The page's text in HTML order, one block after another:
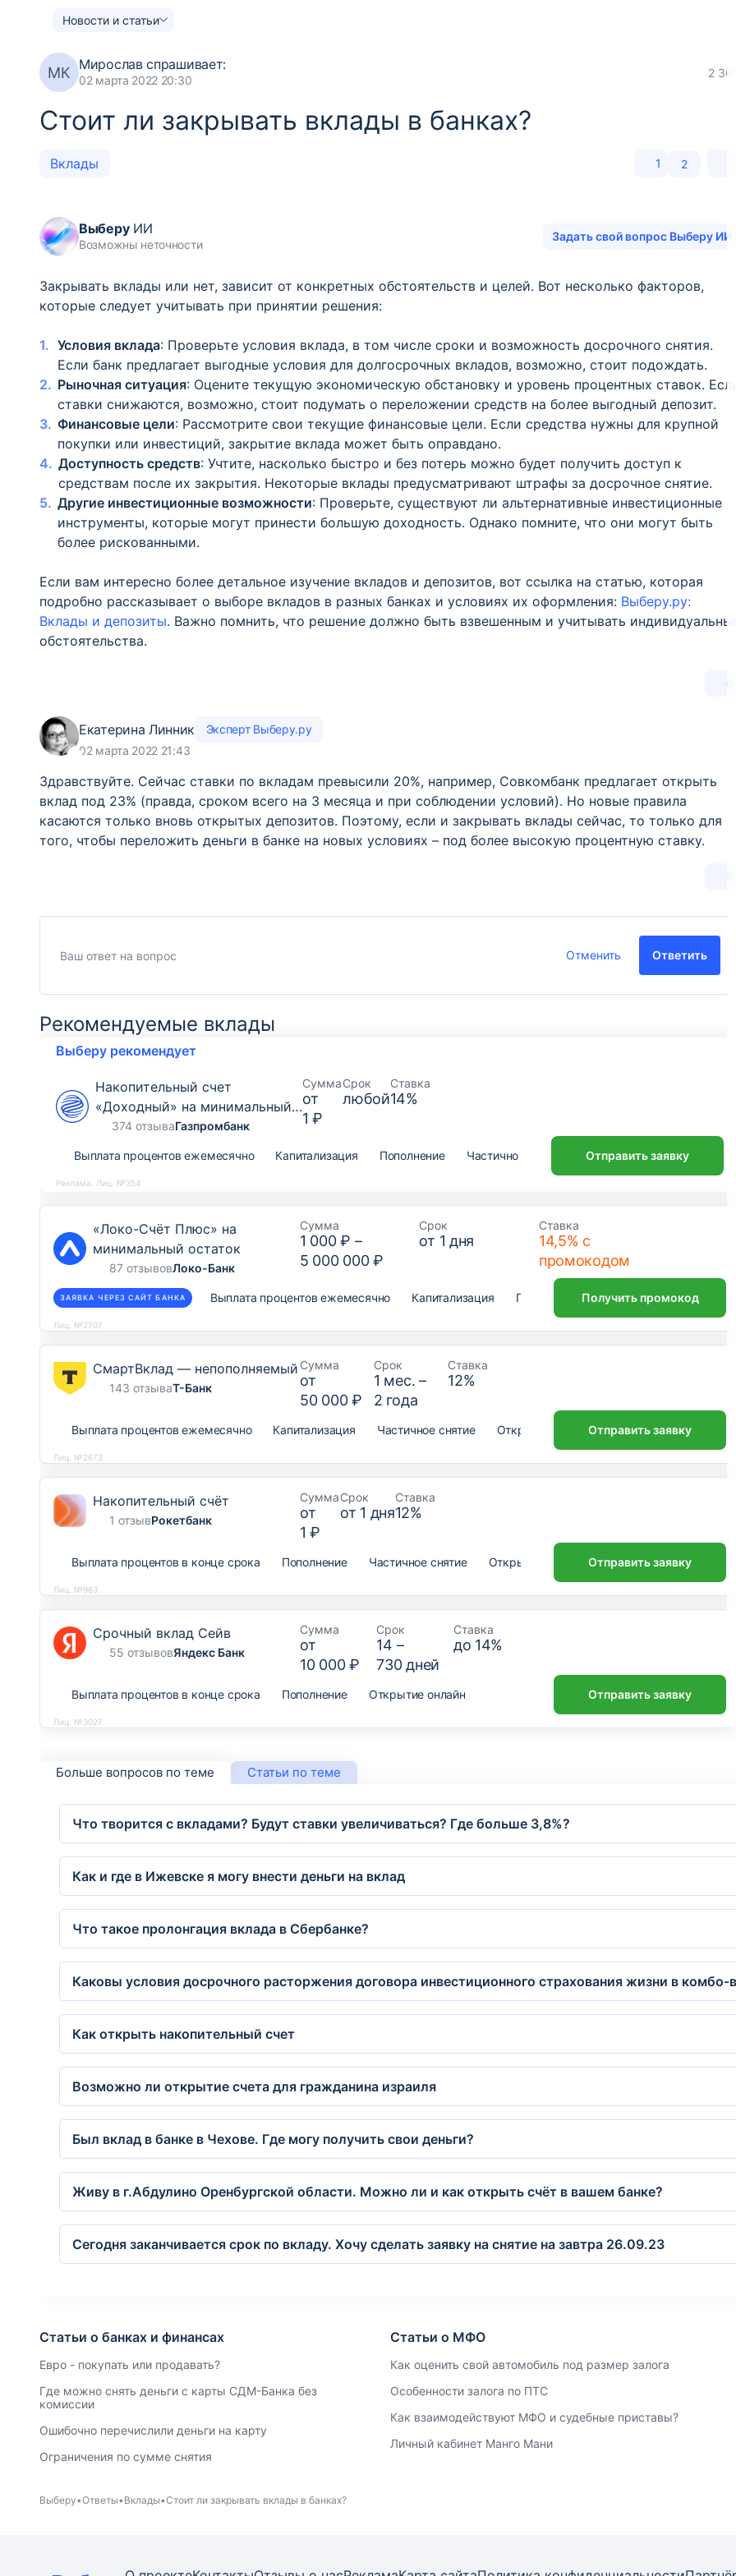
Новости и статьи
МК Мирославспрашивает:
02 марта 2022 20:30
2 363
Стоит ли закрывать вклады в банках?
Вклады 1 2
ВыберуИИ
Возможны неточности
Задать свой вопрос Выберу ИИ
Закрывать вклады или нет, зависит от конкретных обстоятельств и целей. Вот несколько факторов,
которые следует учитывать при принятии решения:
Условия вклада: Проверьте условия вклада, в том числе сроки и возможность досрочного снятия.
Если банк предлагает выгодные условия для долгосрочных вкладов, возможно, стоит подождать.
Рыночная ситуация: Оцените текущую экономическую обстановку и уровень процентных ставок. Если
ставки снижаются, возможно, стоит подумать о переложении средств на более выгодный депозит.
Финансовые цели: Рассмотрите свои текущие финансовые цели. Если средства нужны для крупной
покупки или инвестиций, закрытие вклада может быть оправдано.
Доступность средств: Учтите, насколько быстро и без потерь можно будет получить доступ к
средствам после их закрытия. Некоторые вклады предусматривают штрафы за досрочное снятие.
Другие инвестиционные возможности: Проверьте, существуют ли альтернативные инвестиционные
инструменты, которые могут принести большую доходность. Однако помните, что они могут быть
более рискованными.
Если вам интересно более детальное изучение вкладов и депозитов, вот ссылка на статью, которая
подробно рассказывает о выборе вкладов в разных банках и условиях их оформления: Выберу.ру:
Вклады и депозиты. Важно помнить, что решение должно быть взвешенным и учитывать индивидуальные
обстоятельства.
0
Екатерина Линник
Эксперт Выберу.ру
02 марта 2022 21:43
Здравствуйте. Сейчас ставки по вкладам превысили 20%, например, Совкомбанк предлагает открыть
вклад под 23% (правда, сроком всего на 3 месяца и при соблюдении условий). Но новые правила
касаются только вновь открытых депозитов. Поэтому, если и закрывать вклады сейчас, то только для
того, чтобы переложить деньги в банке на новых условиях – под более высокую процентную ставку.
Отменить Ответить
Рекомендуемые вклады
Выберу рекомендует
Накопительный счет
«Доходный» на минимальный
остаток
374 отзываГазпромбанк
Сумма
от
1 ₽
Срок
любой
Ставка
14%
Выплата процентов ежемесячно Капитализация Пополнение Частичное снятие Открытие онлайн
Отправить заявку
Реклама. Лиц. №354
«Локо-Счёт Плюс» на
минимальный остаток
87 отзывовЛоко-Банк
Сумма
1 000 ₽ –
5 000 000 ₽
Срок
от 1 дня
Ставка
14,5% с
промокодом
ЗАЯВКА ЧЕРЕЗ САЙТ БАНКА Выплата процентов ежемесячно Капитализация Пополнение Частичное снятие
Получить промокод
Лиц. №2707
СмартВклад — непополняемый
143 отзываТ-Банк
Сумма
от
50 000 ₽
Срок
1 мес. –
2 года
Ставка
12%
Выплата процентов ежемесячно Капитализация Частичное снятие Открытие онлайнОтправить заявку
Лиц. №2673
Накопительный счёт
1 отзывРокетбанк
Сумма
от
1 ₽
Срок
от 1 дня
Ставка
12%
Выплата процентов в конце срока Пополнение Частичное снятие Открытие онлайн Отправить заявку
Лиц. №963
Срочный вклад Сейв
55 отзывовЯндекс Банк
Сумма
от
10 000 ₽
Срок
14 –
730дней
Ставка
до 14%
Выплата процентов в конце срока Пополнение Открытие онлайн Отправить заявку
Лиц. №3027
Больше вопросов по теме Статьи по теме
Что творится с вкладами? Будут ставки увеличиваться? Где больше 3,8%?
Как и где в Ижевске я могу внести деньги на вклад
Что такое пролонгация вклада в Сбербанке?
Каковы условия досрочного расторжения договора инвестиционного страхования жизни в комбо-
Как открыть накопительный счет
Возможно ли открытие счета для гражданина израиля
Был вклад в банке в Чехове. Где могу получить свои деньги?
Живу в г.Абдулино Оренбургской области. Можно ли и как открыть счёт в вашем банке?
Сегодня заканчивается срок по вкладу. Хочу сделать заявку на снятие на завтра 26.09.23
Статьи о банках и финансах
Евро - покупать или продавать?
Где можно снять деньги с карты СДМ-Банка без
комиссии
Ошибочно перечислили деньги на карту
Ограничения по сумме снятия
Статьи о МФО
Как оценить свой автомобиль под размер залога
Особенности залога по ПТС
Как взаимодействуют МФО и судебные приставы?
Личный кабинет Манго Мани
Выберу Ответы Вклады Стоит ли закрывать вклады в банках?